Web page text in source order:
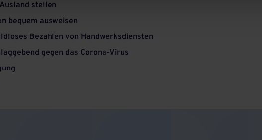
stellen
bequem ausweisen
Bezahlen von Handwerksdiensten
gegen das Corona-Virus